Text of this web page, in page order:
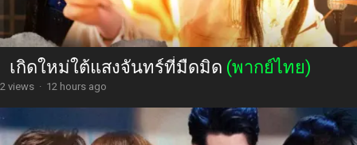
เกิดใหม่ใต้แสงจันทร์ที่มืดมิด (พากย์ไทย)
2 views · 12 hours ago